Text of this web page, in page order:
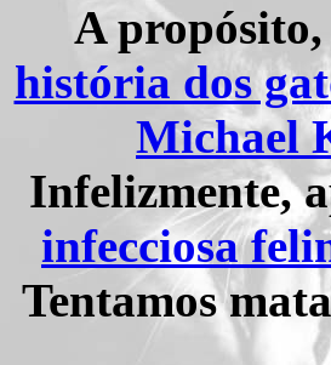
A
história dos
Michael
Infelizmente,
infecciosa
Tentamos